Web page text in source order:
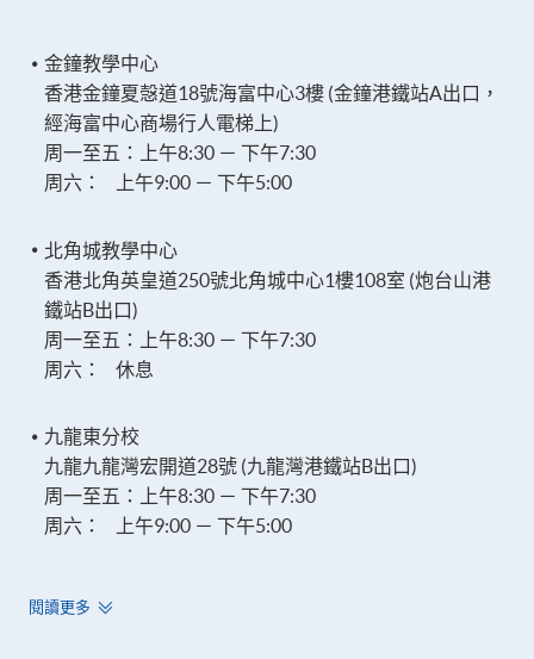
金鐘教學中心
香港金鐘夏愨道18號海富中心3樓 (金鐘港鐵站A出口，
經海富中心商場行人電梯上)
周一至五：上午8:30 － 下午7:30
周六： 上午9:00 － 下午5:00
北角城教學中心
香港北角英皇道250號北角城中心1樓108室 (炮台山港
鐵站B出口)
周一至五：上午8:30 － 下午7:30
周六： 休息
九龍東分校
九龍九龍灣宏開道28號 (九龍灣港鐵站B出口)
周一至五：上午8:30 － 下午7:30
周六： 上午9:00 － 下午5:00
閱讀更多